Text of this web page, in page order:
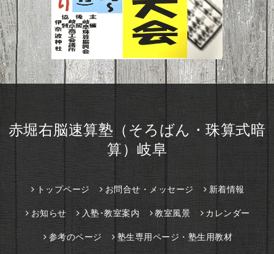
赤堀右脳速算塾（そろばん・珠算式暗
算）岐阜
トップページ お問合せ・メッセージ 新着情報
お知らせ 入塾･教室案内 教室風景 カレンダー
参考のページ 塾生専用ページ・塾生用教材